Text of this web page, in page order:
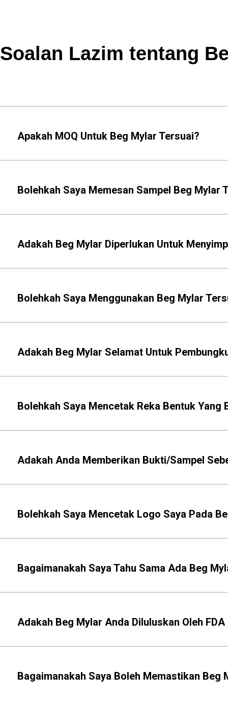
Soalan Lazim tentang
Apakah MOQ Untuk Beg Mylar Tersuai?
Bolehkah Saya Memesan Sampel Beg Mylar
Adakah Beg Mylar Diperlukan Untuk
Bolehkah Saya Menggunakan Beg Mylar
Adakah Beg Mylar Selamat Untuk
Bolehkah Saya Mencetak Reka Bentuk
Adakah Anda Memberikan Bukti/Sampel
Bolehkah Saya Mencetak Logo Saya Pada
Bagaimanakah Saya Tahu Sama Ada Beg
Adakah Beg Mylar Anda Diluluskan Oleh
Bagaimanakah Saya Boleh Memastikan Beg